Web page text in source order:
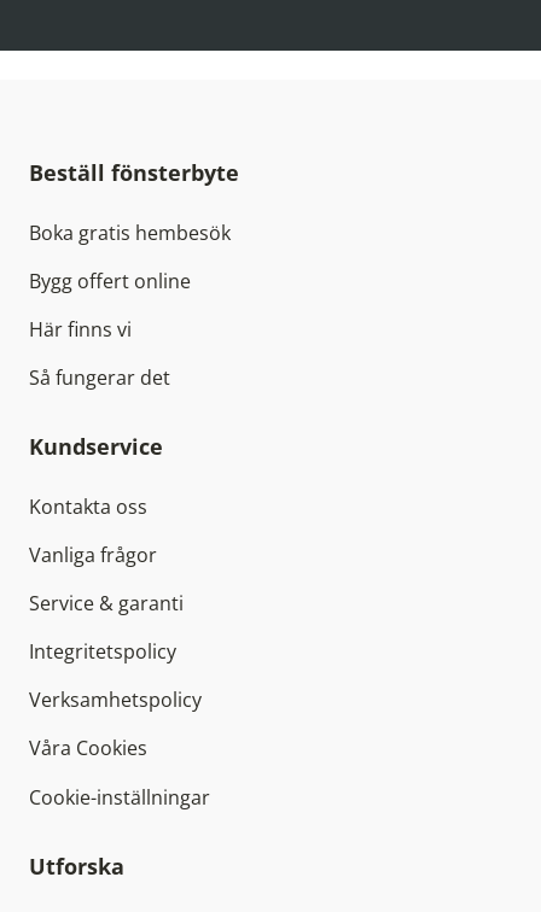
Beställ fönsterbyte
Boka gratis hembesök
Bygg offert online
Här finns vi
Så fungerar det
Kundservice
Kontakta oss
Vanliga frågor
Service & garanti
Integritetspolicy
Verksamhetspolicy
Våra Cookies
Cookie-inställningar
Utforska